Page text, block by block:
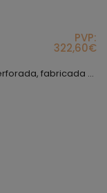
PVP:
322,60€
Bota Racing serie especial competición perforada, fabricada por nosotros en España, este es nuestro modelo de gama alta, el que usan nuestros pilotos, este modelo nació en nuestra fabrica y una vez finalizado se entregó a los pilotos para que ellos mismos la testaran, fuimos siguiendo sus indicaciones e hicimos todas las modificaciones y cambios necesarios hasta conseguir una bota perfecta, cómoda y muy segura, podríamos decir que esta bota cuando te la pones sientes...